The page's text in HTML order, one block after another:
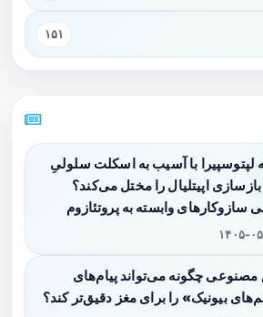
۱۵۱
لپتوسپیرا با آسیب به اسکلت سلولیِ
بازسازی اپیتلیال را مختل می‌کند؟
سازوکارهای وابسته به پروتئازوم
۰۵-۱۷
چگونه می‌تواند پیام‌های
بیونیک» را برای مغز دقیق‌تر کند؟